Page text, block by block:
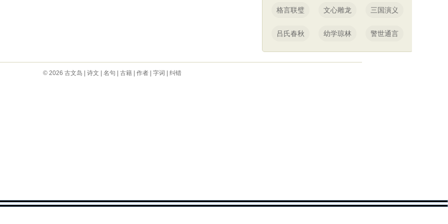
格言联璧 文心雕龙 三国演义
吕氏春秋 幼学琼林 警世通言
© 2026 古文岛 诗文 名句 古籍| 作者| 字词 纠错